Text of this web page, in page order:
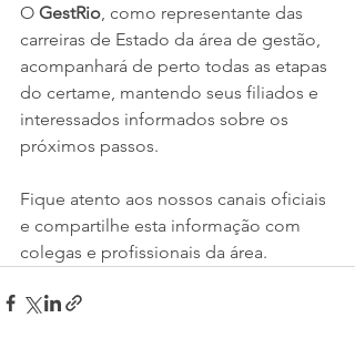
O GestRio , como representante das
carreiras de Estado da área de gestão,
acompanhará de perto todas as etapas
do certame, mantendo seus filiados e
interessados informados sobre os
próximos passos.
Fique atento aos nossos canais oficiais
e compartilhe esta informação com
colegas e profissionais da área.